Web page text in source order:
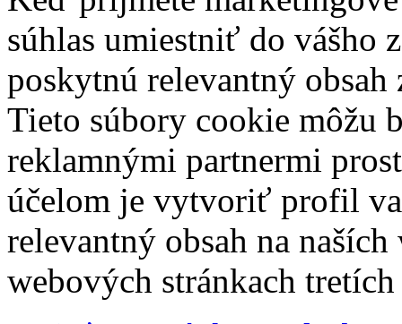
súhlas umiestniť do vášho
poskytnú relevantný
Tieto súbory cookie môžu
reklamnými partnermi
účelom je vytvoriť profil
relevantný obsah na
webových stránkach tretích